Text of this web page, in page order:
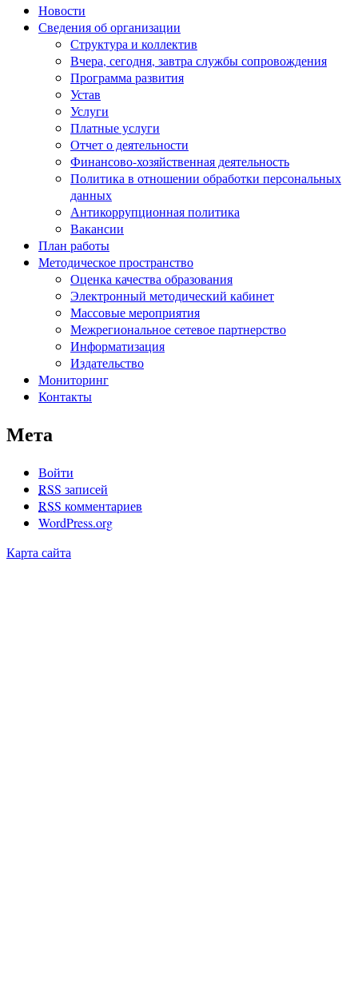
Новости
Сведения об организации
Структура и коллектив
Вчера, сегодня, завтра службы сопровождения
Программа развития
Устав
Услуги
Платные услуги
Отчет о деятельности
Финансово-хозяйственная деятельность
Политика в отношении обработки персональных
данных
Антикоррупционная политика
Вакансии
План работы
Методическое пространство
Оценка качества образования
Электронный методический кабинет
Массовые мероприятия
Межрегиональное сетевое партнерство
Информатизация
Издательство
Мониторинг
Контакты
Мета
Войти
RSS записей
RSS комментариев
WordPress.org
Карта сайта